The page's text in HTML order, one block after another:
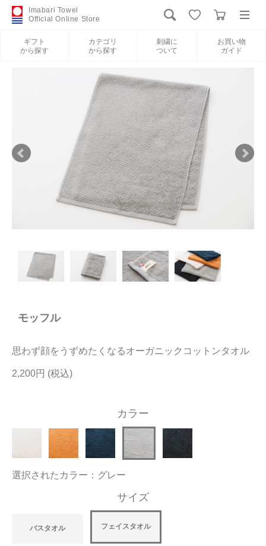
Imabari Towel
Official Online Store
ギフト
から探す
カテゴリ
から探す
刺繍に
ついて
お買い物
ガイド
新規会員登録
カテゴリから探す
刺繍について
お買い物ガイド
当サイトについて
大量購入・法人向けの購入の方は
お問い合わせ
モッフル
思わず顔をうずめたくなるオーガニックコットンタオル
2,200円
カラー
選択されたカラー：グレー
サイズ
バスタオル フェイスタオル